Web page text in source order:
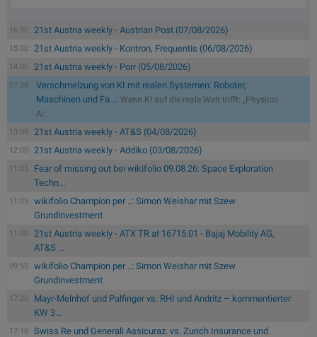
16:00 21st Austria weekly - Austrian Post (07/08/2026)
15:00 21st Austria weekly - Kontron, Frequentis (06/08/2026)
14:00 21st Austria weekly - Porr (05/08/2026)
07.08.
Verschmelzung von KI mit realen Systemen: Roboter,
Maschinen und Fa...: Wenn KI auf die reale Welt trifft: „Physical
AI...
13:00 21st Austria weekly - AT&S (04/08/2026)
12:00 21st Austria weekly - Addiko (03/08/2026)
11:05
Fear of missing out bei wikifolio 09.08.26: Space Exploration
Techn...
11:05
wikifolio Champion per ..: Simon Weishar mit Szew
Grundinvestment
11:00
21st Austria weekly - ATX TR at 16715.01 - Bajaj Mobility AG,
AT&S ...
09:55
wikifolio Champion per ..: Simon Weishar mit Szew
Grundinvestment
17:20
Mayr-Melnhof und Palfinger vs. RHI und Andritz – kommentierter
KW 3...
17:10
Swiss Re und Generali Assicuraz. vs. Zurich Insurance und